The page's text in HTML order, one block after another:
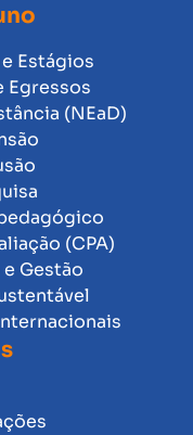
Estágios
Egressos
(NEaD)
(CPA)
Gestão